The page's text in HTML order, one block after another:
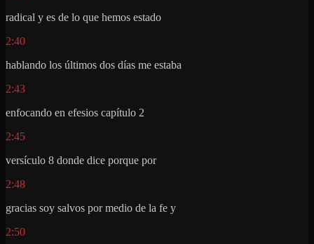
radical y es de lo que hemos estado
2:40
hablando los últimos dos días me estaba
2:43
enfocando en efesios capítulo 2
2:45
versículo 8 donde dice porque por
2:48
gracias soy salvos por medio de la fe y
2:50